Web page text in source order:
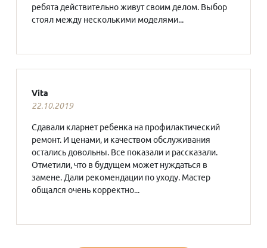
ребята действительно живут своим делом. Выбор
стоял между несколькими моделями...
Vita
22.10.2019
Сдавали кларнет ребенка на профилактический
ремонт. И ценами, и качеством обслуживания
остались довольны. Все показали и рассказали.
Отметили, что в будущем может нуждаться в
замене. Дали рекомендации по уходу. Мастер
общался очень корректно...